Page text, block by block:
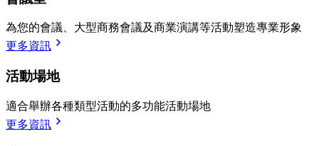
為您的會議、大型商務會議及商業演講等活動塑造專業形象
更多資訊
活動場地
適合舉辦各種類型活動的多功能活動場地
更多資訊